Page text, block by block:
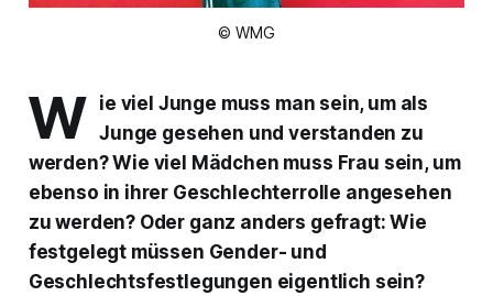
© WMG
W ie viel Junge muss man sein, um als
Junge gesehen und verstanden zu
werden? Wie viel Mädchen muss Frau sein, um
ebenso in ihrer Geschlechterrolle angesehen
zu werden? Oder ganz anders gefragt: Wie
festgelegt müssen Gender- und
Geschlechtsfestlegungen eigentlich sein?